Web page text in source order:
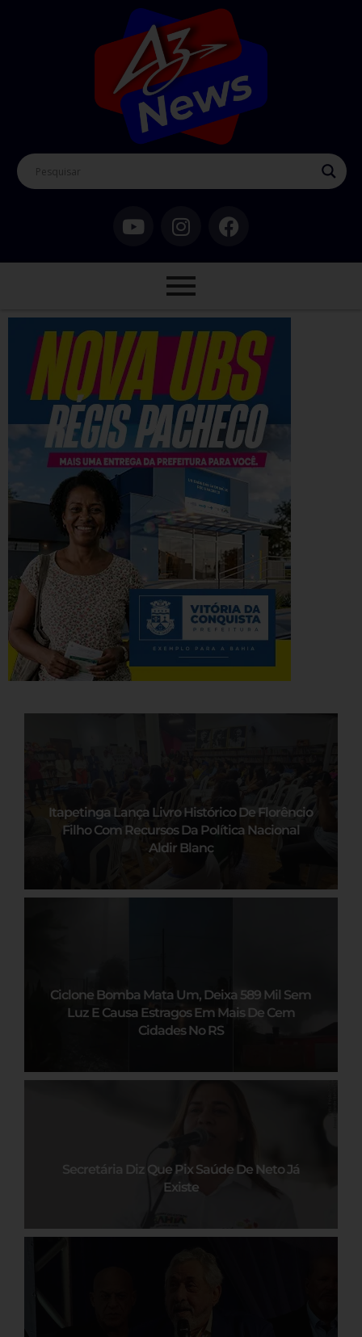
Itapetinga Lança Livro Histórico De Florêncio
Filho Com Recursos Da Política Nacional
Aldir Blanc
Ciclone Bomba Mata Um, Deixa 589 Mil Sem
Luz E Causa Estragos Em Mais De Cem
Cidades No RS
Secretária Diz Que Pix Saúde De Neto Já
Existe